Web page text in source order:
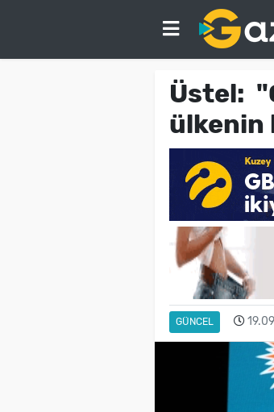
Üstel:
ülkenin
GÜNCEL